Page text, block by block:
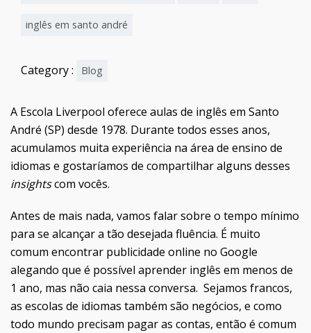
inglês em santo andré
Category : Blog
A Escola Liverpool oferece aulas de inglês em Santo
André (SP) desde 1978. Durante todos esses anos,
acumulamos muita experiência na área de ensino de
idiomas e gostaríamos de compartilhar alguns desses
insightscom vocês.
Antes de mais nada, vamos falar sobre o tempo mínimo
para se alcançar a tão desejada fluência. É muito
comum encontrar publicidade online no Google
alegando que é possível aprender inglês em menos de
1 ano, mas não caia nessa conversa. Sejamos francos,
as escolas de idiomas também são negócios, e como
todo mundo precisam pagar as contas, então é comum